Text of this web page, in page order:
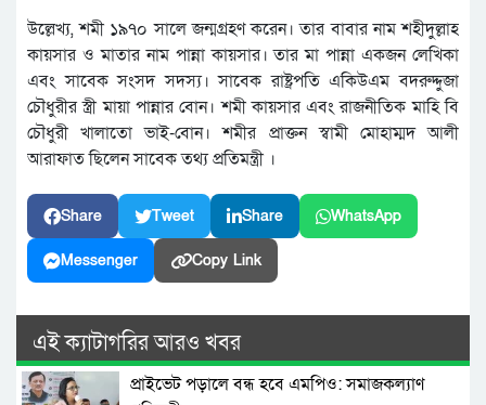
উল্লেখ্য, শমী ১৯৭০ সালে জন্মগ্রহণ করেন। তার বাবার নাম শহীদুল্লাহ
কায়সার ও মাতার নাম পান্না কায়সার। তার মা পান্না একজন লেখিকা
এবং সাবেক সংসদ সদস্য। সাবেক রাষ্ট্রপতি একিউএম বদরুদ্দুজা
চৌধুরীর স্ত্রী মায়া পান্নার বোন। শমী কায়সার এবং রাজনীতিক মাহি বি
চৌধুরী খালাতো ভাই-বোন। শমীর প্রাক্তন স্বামী মোহাম্মদ আলী
আরাফাত ছিলেন সাবেক তথ্য প্রতিমন্ত্রী ।
Share Tweet Share WhatsApp
Messenger Copy Link
এই ক্যাটাগরির আরও খবর
প্রাইভেট পড়ালে বন্ধ হবে এমপিও: সমাজকল্যাণ